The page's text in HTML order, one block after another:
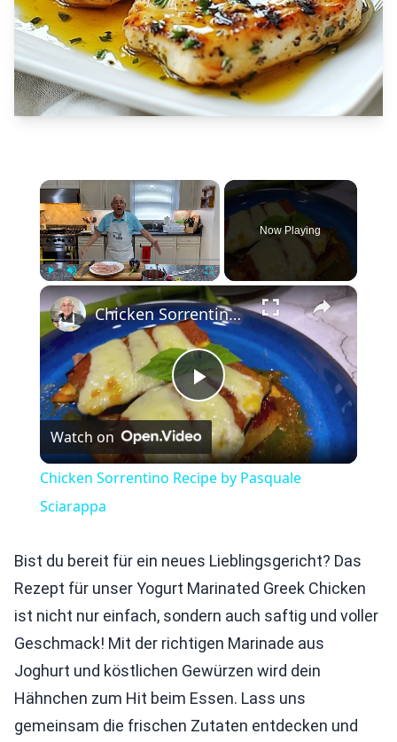
×
Play Fullscreen
Now Playing
×
Play
Video
Chicken Sorrentino Recipe by Pasquale Sciarappa
Watch on
Chicken Sorrentino Recipe by Pasquale
Sciarappa
Bist du bereit für ein neues Lieblingsgericht? Das
Rezept für unser Yogurt Marinated Greek Chicken
ist nicht nur einfach, sondern auch saftig und voller
Geschmack! Mit der richtigen Marinade aus
Joghurt und köstlichen Gewürzen wird dein
Hähnchen zum Hit beim Essen. Lass uns
gemeinsam die frischen Zutaten entdecken und